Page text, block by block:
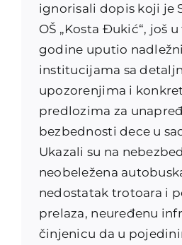
ignorisali dopis koji je
OŠ „Kosta Đukić“, još
godine uputio
institucijama sa
upozorenjima i
predlozima za
bezbednosti dece u
Ukazali su na
neobeležena
nedostatak trotoara i
prelaza, neuređenu
činjenicu da u